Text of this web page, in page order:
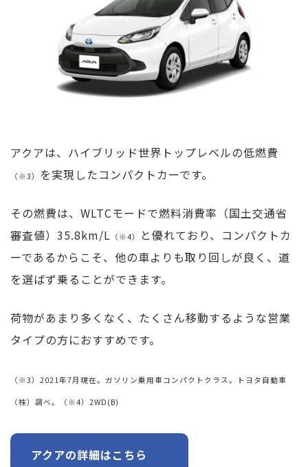
アクアは、ハイブリッド世界トップレベルの低燃費
（※3） を実現したコンパクトカーです。
その燃費は、WLTCモードで燃料消費率（国土交通省
審査値）35.8km/L （※4）
と優れており、コンパクトカ
ーであるからこそ、他の車よりも取り回しが良く、道
を選ばず乗ることができます。
荷物があまり多くなく、たくさん移動するような営業
タイプの方におすすめです。
（※3）2021年7月現在。ガソリン乗用車コンパクトクラス。トヨタ自動車
（株）調べ。 （※4）2WD(B)
アクアの詳細はこちら